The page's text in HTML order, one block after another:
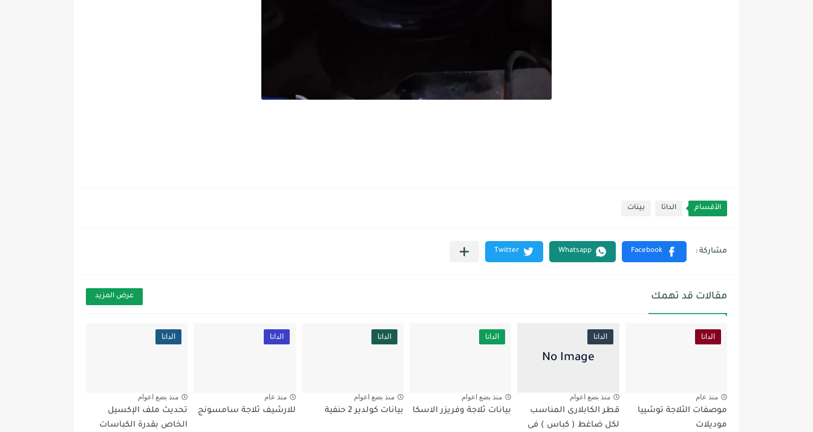
الأقسام الداتا بينات
مقالات قد تهمك عرض المزيد
الداتا
منذ عام
موصفات الثلاجة توشييا
موديلات
الداتا
منذ بضع اعوام
قطر الكابلارى المناسب
لكل ضاغط ( كباس ) فى
الداتا
منذ بضع اعوام
بيانات ثلاجة وفريزر الاسكا
الداتا
منذ بضع اعوام
بيانات كولدير 2 حنفية
الداتا
منذ عام
للارشيف ثلاجة سامسونج
الداتا
منذ بضع اعوام
تحديث ملف الإكسيل
الخاص بقدرة الكباسات